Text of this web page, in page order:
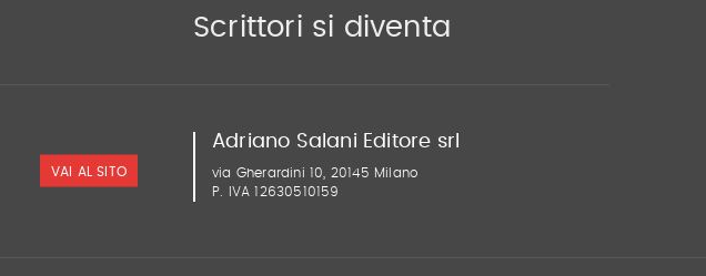
Scrittori si diventa
VAI AL SITO
Adriano Salani Editore srl
via Gherardini 10, 20145 Milano
P. IVA 12630510159